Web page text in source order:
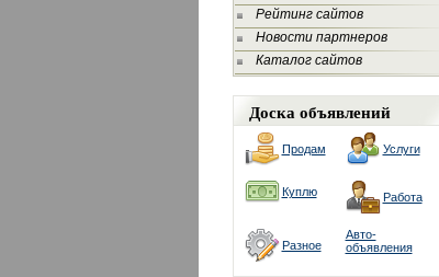
Рейтинг сайтов
Новости партнеров
Каталог сайтов
Доска объявлений
Продам Услуги
Куплю Работа
Разное
Авто-
объявления